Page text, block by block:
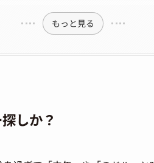
もっと見る
しか？